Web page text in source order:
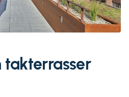
takterrasser